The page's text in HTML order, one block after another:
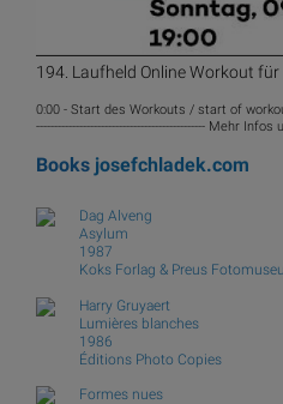
194. Laufheld Online Workout
0:00 - Start des Workouts / start of workout
----------------------------------------------- Mehr
Books josefchladek.com
Dag Alveng
Asylum
1987
Koks Forlag & Preus
Harry Gruyaert
Lumières blanches
1986
Éditions Photo Copies
Formes nues